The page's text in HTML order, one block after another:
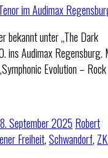
bekannt unter „The Dark
ins Audimax Regensburg.
Evolution – Rock
8. September 2025 Robert
Freiheit,Schwandorf,